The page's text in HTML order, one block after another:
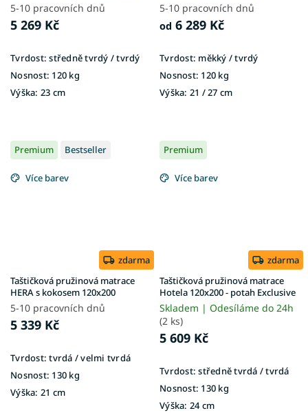
5-10 pracovních dnů
5 269 Kč
Tvrdost: středně tvrdý / tvrdý
Nosnost: 120 kg
Výška: 23 cm
5-10 pracovních dnů
od 6 289 Kč
Tvrdost: měkký / tvrdý
Nosnost: 120 kg
Výška: 21 / 27 cm
Premium Bestseller
Více barev
zdarma
Taštičková pružinová matrace
HERA s kokosem 120x200
5-10 pracovních dnů
5 339 Kč
Tvrdost: tvrdá / velmi tvrdá
Nosnost: 130 kg
Výška: 21 cm
Premium
Více barev
zdarma
Taštičková pružinová matrace
Hotela 120x200 - potah Exclusive
Skladem | Odesíláme do 24h
(2 ks)
5 609 Kč
Tvrdost: středně tvrdá / tvrdá
Nosnost: 130 kg
Výška: 24 cm